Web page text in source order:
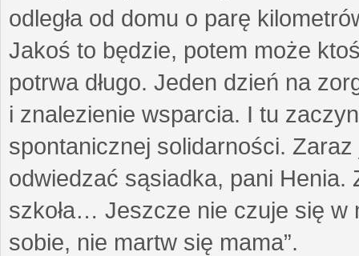
odległa od domu o parę
Jakoś to będzie, potem może
potrwa długo. Jeden dzień na
i znalezienie wsparcia. I tu
spontanicznej solidarności.
odwiedzać sąsiadka, pani
szkoła… Jeszcze nie czuje się w
sobie, nie martw się mama”.